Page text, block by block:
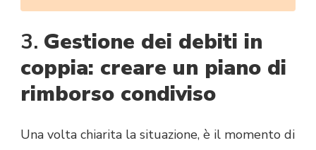
3. Gestione dei debiti in
coppia: creare un piano di
rimborso condiviso
Una volta chiarita la situazione, è il momento di